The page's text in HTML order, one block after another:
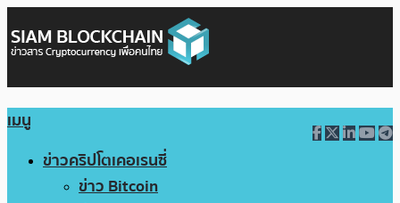
เมนู
ข่าวคริปโตเคอเรนซี่
ข่าว Bitcoin